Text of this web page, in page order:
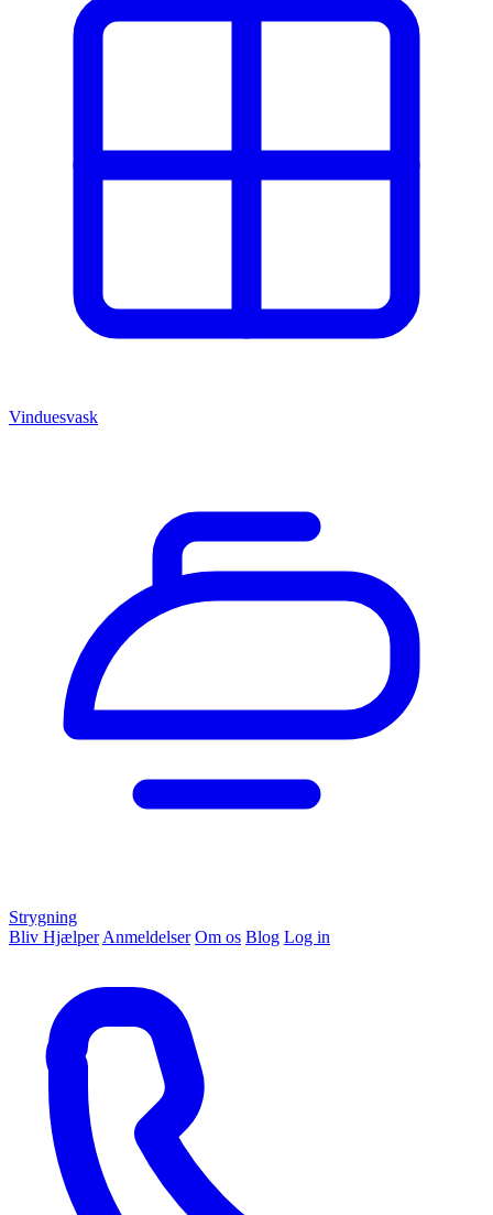
Vinduesvask
Strygning
Bliv Hjælper Anmeldelser Om os Blog Log in